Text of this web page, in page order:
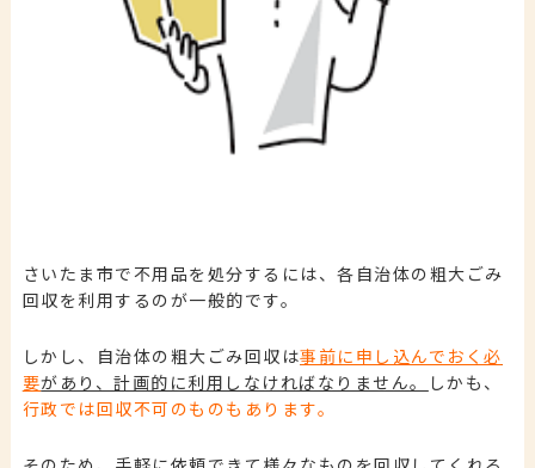
さいたま市で不用品を処分するには、各自治体の粗大ごみ
回収を利用するのが一般的です。
しかし、 自治体の粗大ごみ回収は事前に申し込んでおく必
要があり、計画的に利用しなければなりません。
しかも、
行政では回収不可のものもあります。